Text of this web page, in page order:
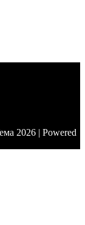
2026 | Powered